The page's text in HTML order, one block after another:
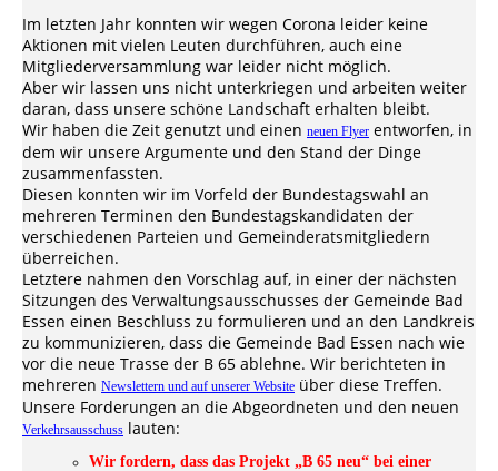
Im letzten Jahr konnten wir wegen Corona leider keine
Aktionen mit vielen Leuten durchführen, auch eine
Mitgliederversammlung war leider nicht möglich.
Aber wir lassen uns nicht unterkriegen und arbeiten weiter
daran, dass unsere schöne Landschaft erhalten bleibt.
Wir haben die Zeit genutzt und einen neuen Flyer entworfen, in
dem wir unsere Argumente und den Stand der Dinge
zusammenfassten.
Diesen konnten wir im Vorfeld der Bundestagswahl an
mehreren Terminen den Bundestagskandidaten der
verschiedenen Parteien und Gemeinderatsmitgliedern
überreichen.
Letztere nahmen den Vorschlag auf, in einer der nächsten
Sitzungen des Verwaltungsausschusses der Gemeinde Bad
Essen einen Beschluss zu formulieren und an den Landkreis
zu kommunizieren, dass die Gemeinde Bad Essen nach wie
vor die neue Trasse der B 65 ablehne. Wir berichteten in
mehreren Newslettern und auf unserer Website über diese Treffen.
Unsere Forderungen an die Abgeordneten und den neuen
Verkehrsausschuss lauten:
Wir fordern, dass das Projekt „B 65 neu“ bei einer